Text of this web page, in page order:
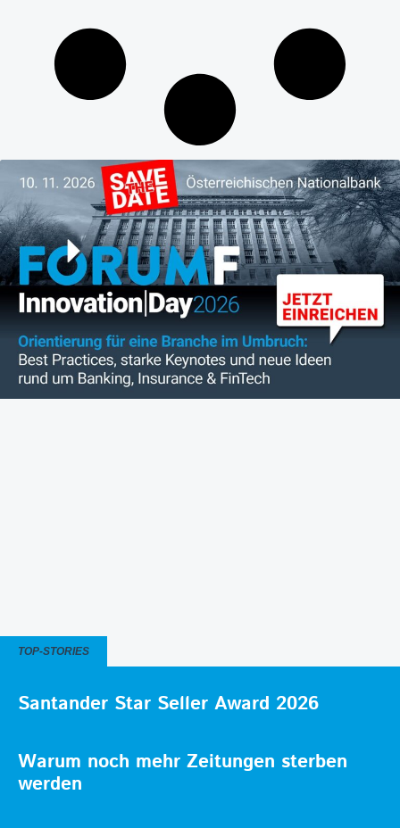
TOP-STORIES
Santander Star Seller Award 2026
Warum noch mehr Zeitungen sterben
werden